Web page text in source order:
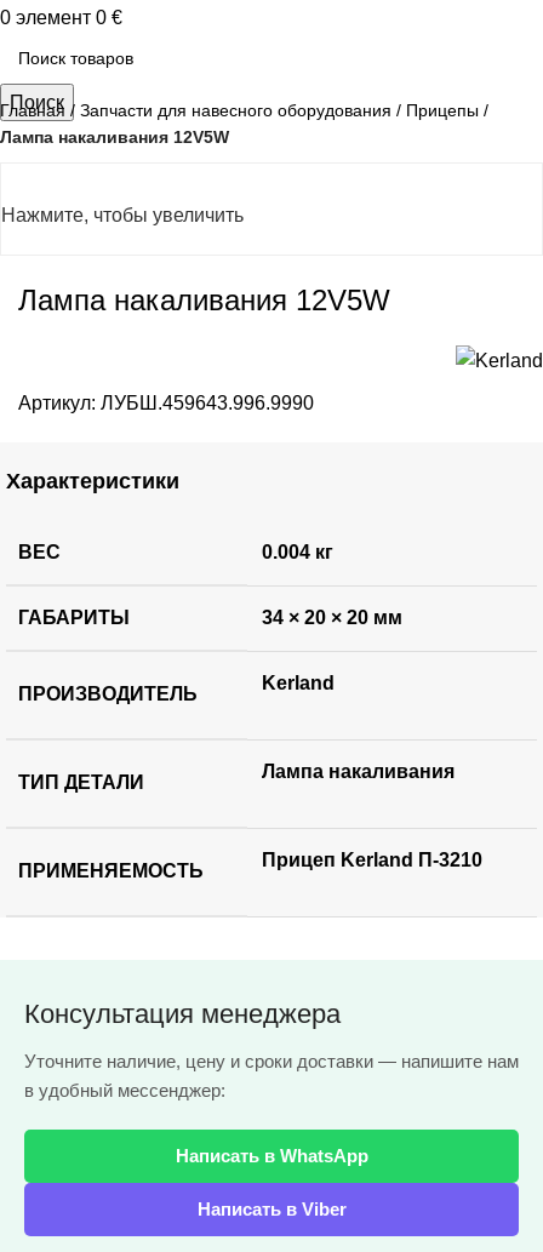
0 элемент 0 €
Поиск
Главная Запчасти для навесного оборудования
Прицепы
Лампа накаливания 12V5W
Нажмите, чтобы увеличить
Лампа накаливания 12V5W
Артикул: ЛУБШ.459643.996.9990
Характеристики
ВЕС 0.004 кг
ГАБАРИТЫ 34 × 20 × 20 мм
ПРОИЗВОДИТЕЛЬ
Kerland
ТИП ДЕТАЛИ
Лампа накаливания
ПРИМЕНЯЕМОСТЬ
Прицеп Kerland П-3210
Консультация менеджера
Уточните наличие, цену и сроки доставки — напишите нам
в удобный мессенджер:
Написать в WhatsApp
Написать в Viber